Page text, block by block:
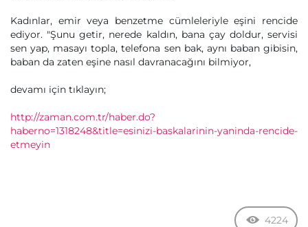
Kadınlar, emir veya benzetme cümleleriyle eşini rencide
ediyor. "Şunu getir, nerede kaldın, bana çay doldur, servisi
sen yap, masayı topla, telefona sen bak, aynı baban gibisin,
baban da zaten eşine nasıl davranacağını bilmiyor,
devamı için tıklayın;
http://zaman.com.tr/haber.do?
haberno=1318248&title=esinizi-baskalarinin-yaninda-rencide-
etmeyin
4224